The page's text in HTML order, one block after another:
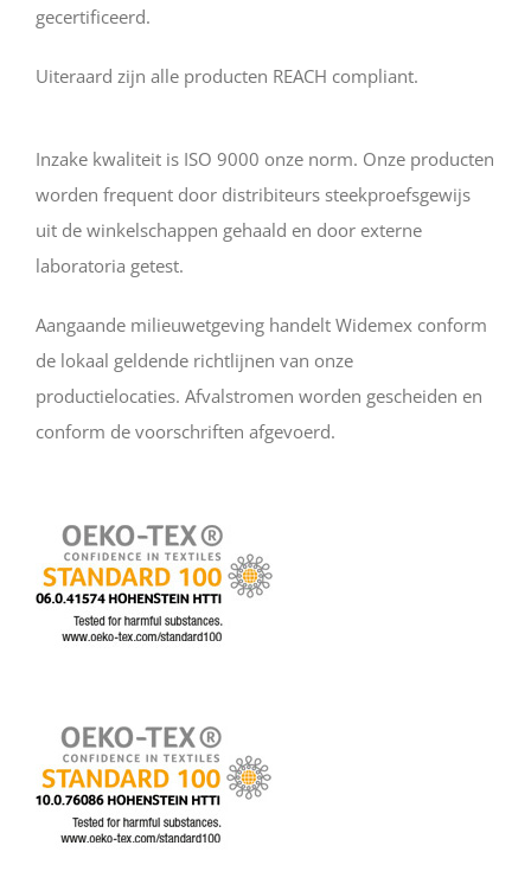
gecertificeerd.
Uiteraard zijn alle producten REACH compliant.
Inzake kwaliteit is ISO 9000 onze norm. Onze producten
worden frequent door distribiteurs steekproefsgewijs
uit de winkelschappen gehaald en door externe
laboratoria getest.
Aangaande milieuwetgeving handelt Widemex conform
de lokaal geldende richtlijnen van onze
productielocaties. Afvalstromen worden gescheiden en
conform de voorschriften afgevoerd.